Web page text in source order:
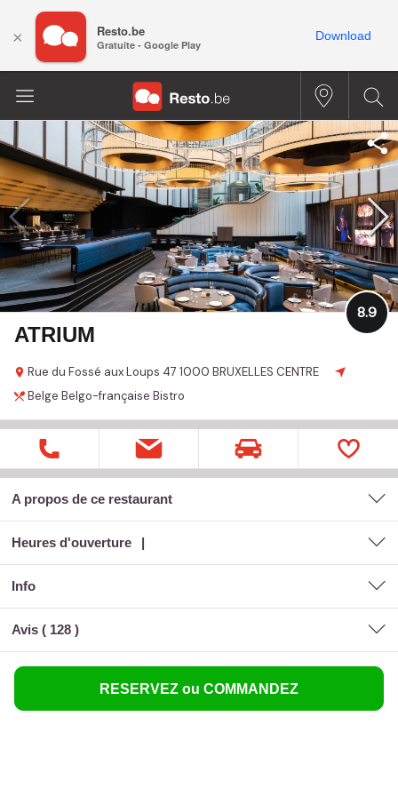
ATRIUM
Rue du Fossé aux Loups 47 1000 BRUXELLES CENTRE
8.9
Belge Belgo-française Bistro
A propos de ce restaurant
Heures d'ouverture
Info
Avis ( 128 )
RESERVEZ ou COMMANDEZ
× Resto.be
Gratuite - Google Play
Download